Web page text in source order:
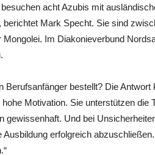
acht Azubis mit
Mark Specht. Sie sind
Im Diakonieverbund
Berufsanfänger bestellt? Die Antwort
Motivation. Sie unterstützen die
gewissenhaft. Und bei
erfolgreich abzuschließen.